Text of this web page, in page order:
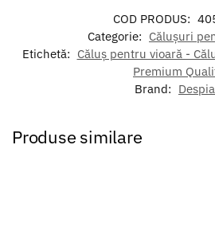
COD PRODUS:
Categorie: Călușuri
Etichetă: Căluș pentru vioară -
Premium
Brand:
Produse similare